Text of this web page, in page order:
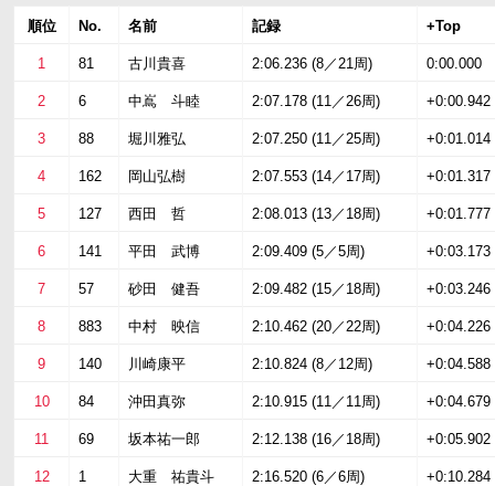
順位 No. 名前 記録 +Top
1 81 古川貴喜 2:06.236 (8／21周) 0:00.000
2 6 中嶌 斗睦 2:07.178 (11／26周) +0:00.942
3 88 堀川雅弘 2:07.250 (11／25周) +0:01.014
4 162 岡山弘樹 2:07.553 (14／17周) +0:01.317
5 127 西田 哲 2:08.013 (13／18周) +0:01.777
6 141 平田 武博 2:09.409 (5／5周) +0:03.173
7 57 砂田 健吾 2:09.482 (15／18周) +0:03.246
8 883 中村 映信 2:10.462 (20／22周) +0:04.226
9 140 川崎康平 2:10.824 (8／12周) +0:04.588
10 84 沖田真弥 2:10.915 (11／11周) +0:04.679
11 69 坂本祐一郎 2:12.138 (16／18周) +0:05.902
12 1 大重 祐貴斗 2:16.520 (6／6周) +0:10.284